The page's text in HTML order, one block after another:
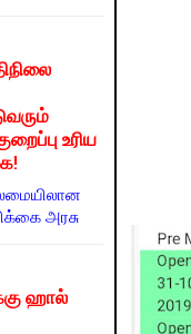
உரிய
அரசு
ஹால்